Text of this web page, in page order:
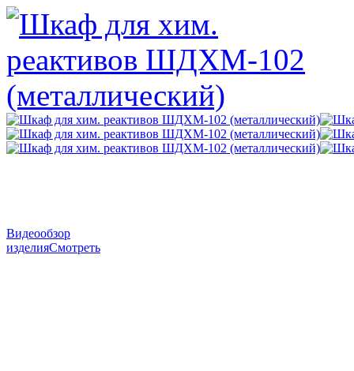
Видеообзор
изделияСмотреть